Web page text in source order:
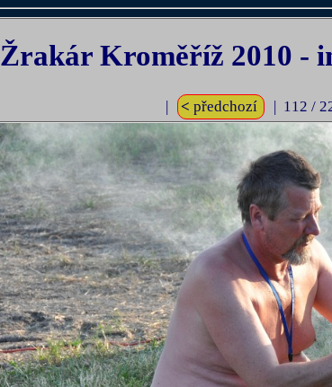
Žrakár Kroměříž 2010 -
< předchozí | 112 /